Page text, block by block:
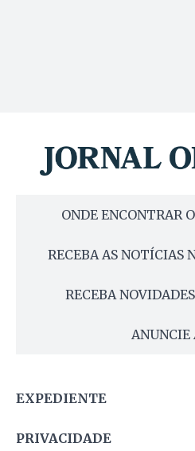
ONDE ENCONTRAR
RECEBA AS NOTÍCIAS
RECEBA
ANUNCIE
EXPEDIENTE
PRIVACIDADE